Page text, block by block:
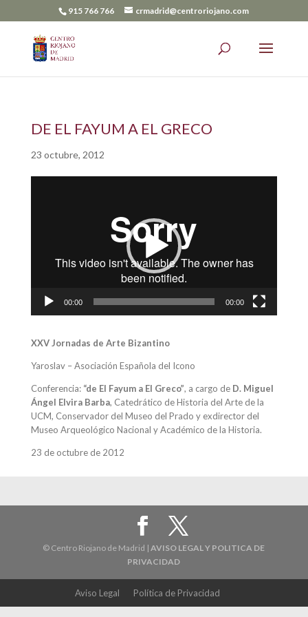
915 766 766 crmadrid@centroriojano.com
DE EL FAYUM A EL GRECO
23 octubre, 2012
00:00 00:00
XXV Jornadas de Arte Bizantino
Yaroslav – Asociación Española del Icono
Conferencia: “de El Fayum a El Greco”, a cargo de D. Miguel
Ángel Elvira Barba, Catedrático de Historia del Arte de la
UCM, Conservador del Museo del Prado y exdirector del
Museo Arqueológico Nacional y Académico de la Historia.
23 de octubre de 2012
© Centro Riojano de Madrid |AVISO LEGAL Y POLITICA DE
PRIVACIDAD
Aviso Legal Política de Privacidad